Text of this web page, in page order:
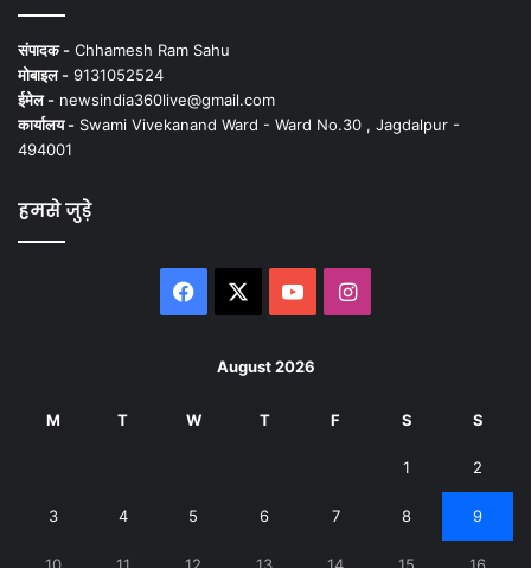
संपादक - Chhamesh Ram Sahu
मोबाइल - 9131052524
ईमेल - newsindia360live@gmail.com
कार्यालय - Swami Vivekanand Ward - Ward No.30 , Jagdalpur -
494001
हमसे जुड़े
Facebook YouTubeInstagram
August 2026
M T W T F S S
1 2
3 4 5 6 7 8 9
10 11 12 13 14 15 16